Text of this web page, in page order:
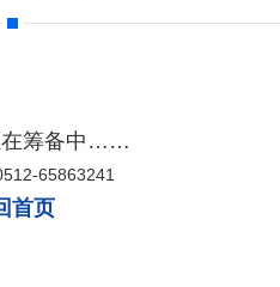
在筹备中……
65863241
首页